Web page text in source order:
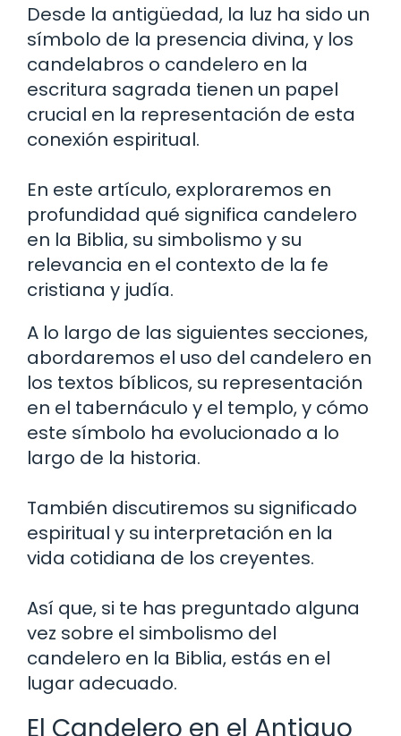
Desde la antigüedad, la luz ha sido un
símbolo de la presencia divina, y los
candelabros o candelero en la
escritura sagrada tienen un papel
crucial en la representación de esta
conexión espiritual.
En este artículo, exploraremos en
profundidad qué significa candelero
en la Biblia, su simbolismo y su
relevancia en el contexto de la fe
cristiana y judía.
A lo largo de las siguientes secciones,
abordaremos el uso del candelero en
los textos bíblicos, su representación
en el tabernáculo y el templo, y cómo
este símbolo ha evolucionado a lo
largo de la historia.
También discutiremos su significado
espiritual y su interpretación en la
vida cotidiana de los creyentes.
Así que, si te has preguntado alguna
vez sobre el simbolismo del
candelero en la Biblia, estás en el
lugar adecuado.
El Candelero en el Antiguo